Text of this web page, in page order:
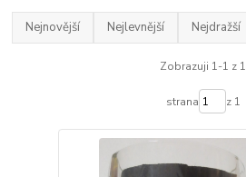
Nejnovější Nejlevnější Nejdražší
Zobrazuji 1-1 z 1
strana z 1